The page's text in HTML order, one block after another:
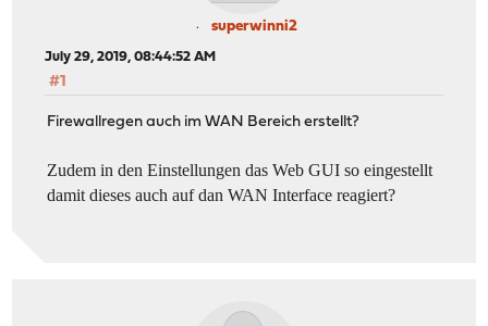
superwinni2
July 29, 2019, 08:44:52 AM
#1
Firewallregen auch im WAN Bereich erstellt?
Zudem in den Einstellungen das Web GUI so eingestellt
damit dieses auch auf dan WAN Interface reagiert?